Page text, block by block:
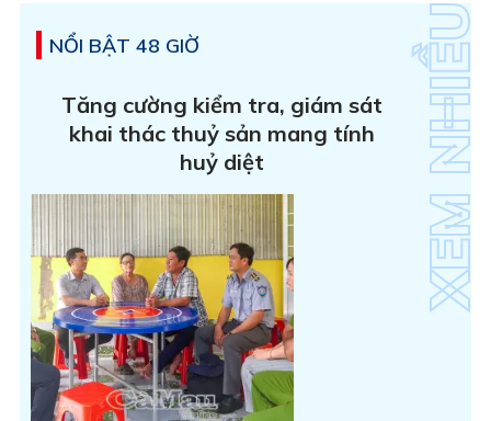
NỔI BẬT 48 GIỜ
Tăng cường kiểm tra, giám sát
khai thác thuỷ sản mang tính
huỷ diệt